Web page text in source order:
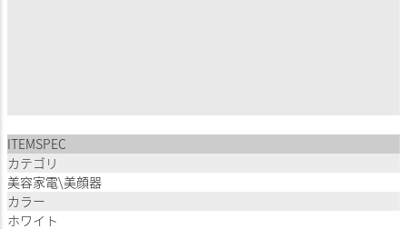
ITEMSPEC
カテゴリ
美容家電\美顔器
カラー
ホワイト